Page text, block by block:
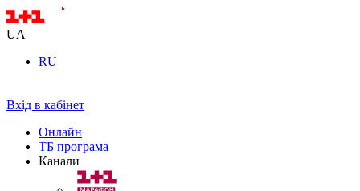
UA
RU
Вхід в кабінет
Онлайн
ТБ програма
Канали